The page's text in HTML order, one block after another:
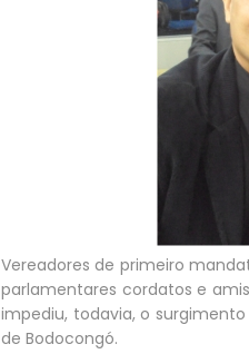
Vereadores de primeiro
parlamentares cordatos e
impediu, todavia, o
de Bodocongó.